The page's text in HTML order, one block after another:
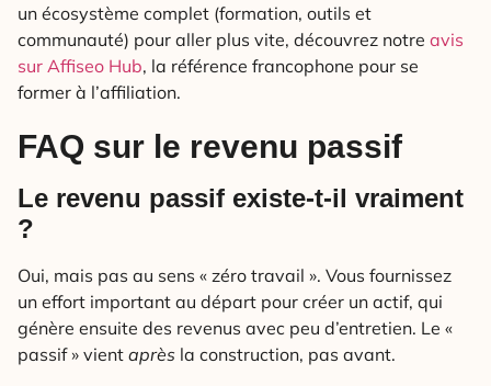
un écosystème complet (formation, outils et
communauté) pour aller plus vite, découvrez notre avis
sur Affiseo Hub, la référence francophone pour se
former à l’affiliation.
FAQ sur le revenu passif
Le revenu passif existe-t-il vraiment
?
Oui, mais pas au sens « zéro travail ». Vous fournissez
un effort important au départ pour créer un actif, qui
génère ensuite des revenus avec peu d’entretien. Le «
passif » vient après la construction, pas avant.